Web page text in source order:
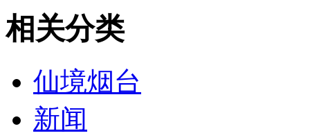
相关分类
仙境烟台
新闻